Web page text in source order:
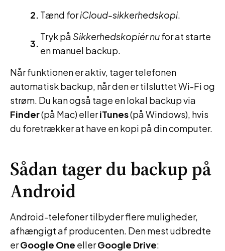
Tænd foriCloud-sikkerhedskopi.
Tryk på Sikkerhedskopiér nufor at starte
en manuel backup.
Når funktionen er aktiv, tager telefonen
automatisk backup, når den er tilsluttet Wi-Fi og
strøm. Du kan også tage en lokal backup via
Finder(på Mac) elleriTunes(på Windows), hvis
du foretrækker at have en kopi på din computer.
Sådan tager du backup på
Android
Android-telefoner tilbyder flere muligheder,
afhængigt af producenten. Den mest udbredte
erGoogle One ellerGoogle Drive: